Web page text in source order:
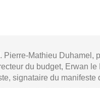
Pierre-Mathieu Duhamel,
du budget, Erwan
signataire du manifeste